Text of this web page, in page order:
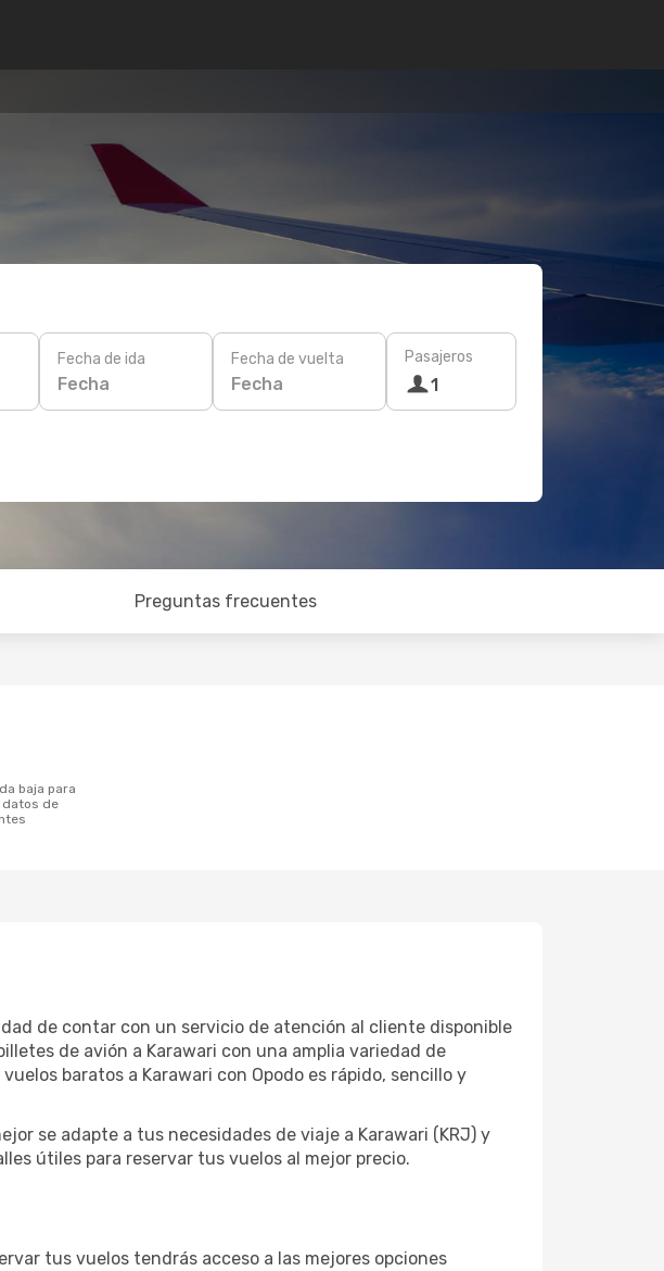
Fecha de ida
Fecha
Fecha de vuelta
Fecha
Pasajeros
1
Preguntas frecuentes
datos de
de contar con un servicio de atención al cliente disponible
de avión a Karawari con una amplia variedad de
baratos a Karawari con Opodo es rápido, sencillo y
se adapte a tus necesidades de viaje a Karawari (KRJ) y
útiles para reservar tus vuelos al mejor precio.
tus vuelos tendrás acceso a las mejores opciones